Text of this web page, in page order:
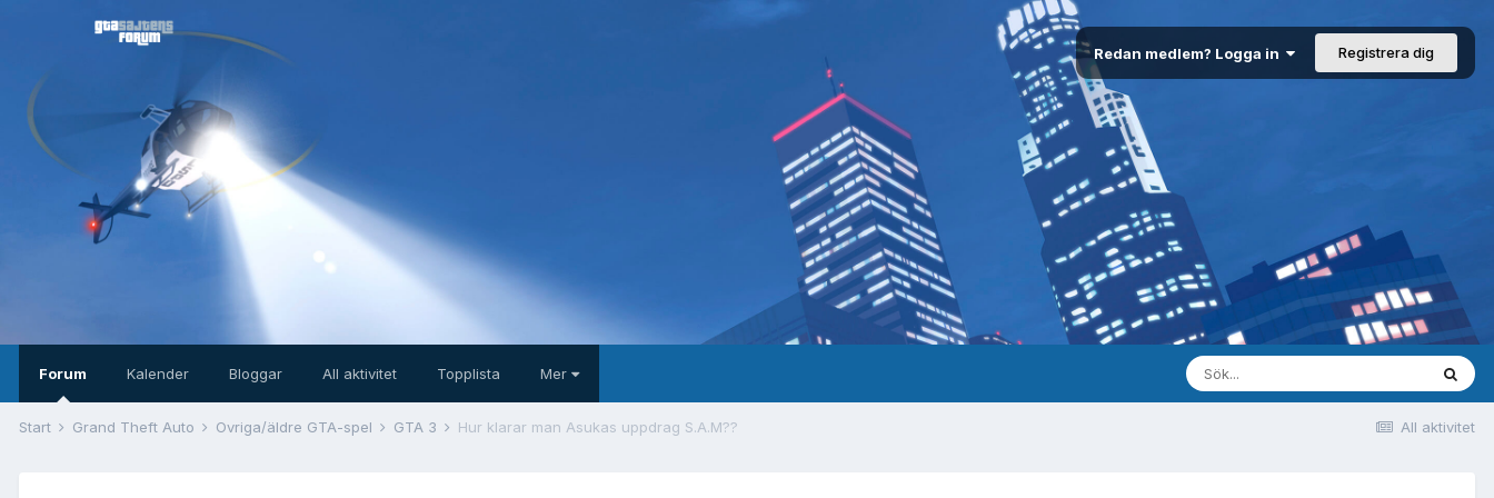
Redan medlem? Logga in Registrera dig
Forum Kalender Bloggar All aktivitet Topplista Mer
All aktivitet
Start Grand Theft Auto Övriga/äldre GTA-spel GTA 3 Hur klarar man Asukas uppdrag S.A.M??